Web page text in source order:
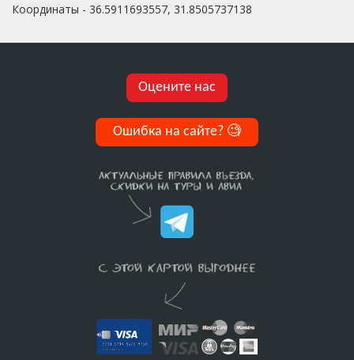
Координаты - 36.5911693557, 31.8505737138
Оцените нас
Ошибка на сайте? 🧐